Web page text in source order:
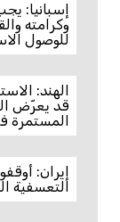
إسبانيا:
وكرامته
للوصول
الهند:
قد يعرّض
المستمرة
إيران:
التعسفية